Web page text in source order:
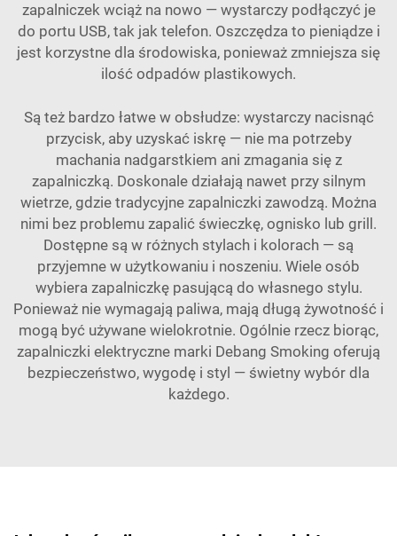
zapalniczek wciąż na nowo — wystarczy podłączyć je
do portu USB, tak jak telefon. Oszczędza to pieniądze i
jest korzystne dla środowiska, ponieważ zmniejsza się
ilość odpadów plastikowych.
Są też bardzo łatwe w obsłudze: wystarczy nacisnąć
przycisk, aby uzyskać iskrę — nie ma potrzeby
machania nadgarstkiem ani zmagania się z
zapalniczką. Doskonale działają nawet przy silnym
wietrze, gdzie tradycyjne zapalniczki zawodzą. Można
nimi bez problemu zapalić świeczkę, ognisko lub grill.
Dostępne są w różnych stylach i kolorach — są
przyjemne w użytkowaniu i noszeniu. Wiele osób
wybiera zapalniczkę pasującą do własnego stylu.
Ponieważ nie wymagają paliwa, mają długą żywotność i
mogą być używane wielokrotnie. Ogólnie rzecz biorąc,
zapalniczki elektryczne marki Debang Smoking oferują
bezpieczeństwo, wygodę i styl — świetny wybór dla
każdego.